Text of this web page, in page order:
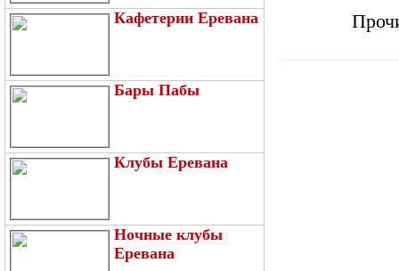
Кафетерии Еревана
Бары Пабы
Клубы Еревана
Ночные клубы
Еревана